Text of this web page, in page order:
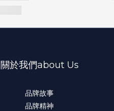
關於我們about Us
品牌故事
品牌精神